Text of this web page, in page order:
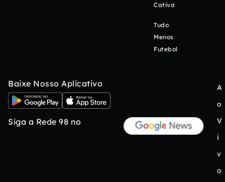
Cativa
Tudo
Menos
Futebol
Baixe Nosso Aplicativo
Siga a Rede 98 no
A
o
V
i
v
o